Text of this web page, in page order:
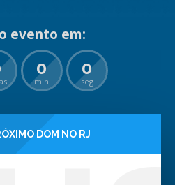
0
min
0
seg
DOM NO RJ